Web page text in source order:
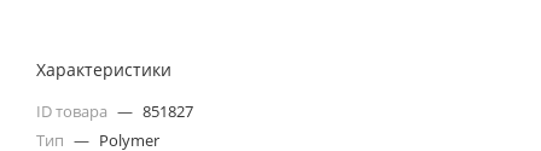
Характеристики
ID товара — 851827
Тип — Polymer